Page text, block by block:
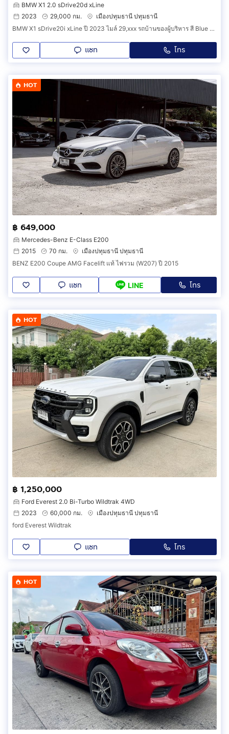
BMW X1 2.0 sDrive20d xLine
2023
29,000 กม.
เมืองปทุมธานี ปทุมธานี
BMW X1 sDrive20i xLine ปี 2023 ไมล์ 29,xxx รถบ้านของผู้บริหาร สี Blue Bay Lagoon Metallic
แชท โทร
HOT
฿ 649,000
Mercedes-Benz E-Class E200
2015
70 กม.
เมืองปทุมธานี ปทุมธานี
BENZ E200 Coupe AMG Facelift แท้ ไฟรวม (W207) ปี 2015
แชท LINE โทร
HOT
฿ 1,250,000
Ford Everest 2.0 Bi-Turbo Wildtrak 4WD
2023
60,000 กม.
เมืองปทุมธานี ปทุมธานี
ford Everest Wildtrak
แชท โทร
HOT